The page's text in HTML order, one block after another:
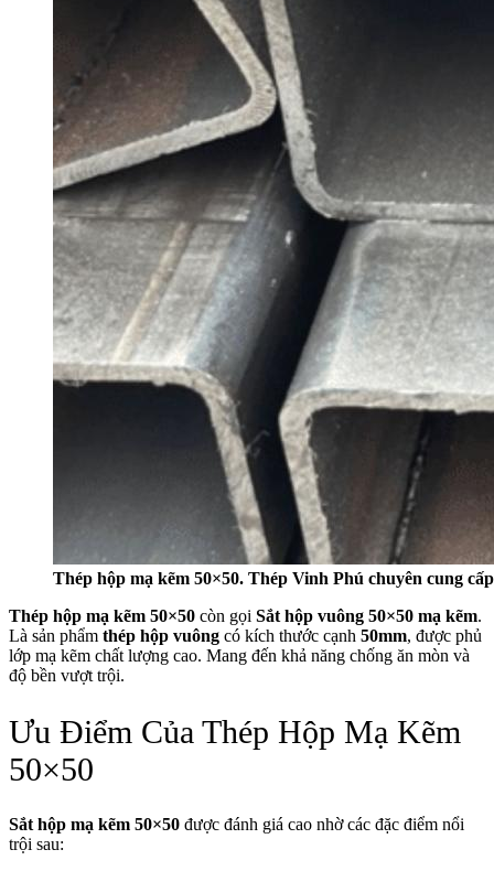
Thép hộp mạ kẽm 50×50. Thép Vinh Phú chuyên cung
Thép hộp mạ kẽm 50×50 còn gọi Sắt hộp vuông 50×50 mạ kẽm.
Là sản phẩm thép hộp vuông có kích thước cạnh 50mm, được phủ
lớp mạ kẽm chất lượng cao. Mang đến khả năng chống ăn mòn và
độ bền vượt trội.
Ưu Điểm Của Thép Hộp Mạ Kẽm
50×50
Sắt hộp mạ kẽm 50×50 được đánh giá cao nhờ các đặc điểm nổi
trội sau: